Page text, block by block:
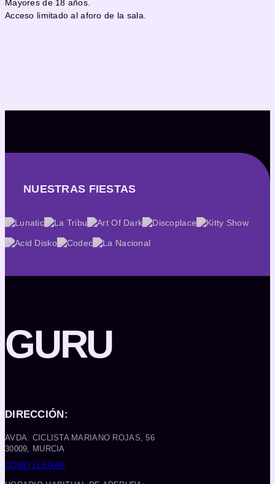
Mayores de 18 años.
Acceso limitado al aforo de la sala.
NUESTRAS FIESTAS
GURU
DIRECCIÓN:
AVDA. CICLISTA MARIANO ROJAS, 56
30009, MURCIA
COMO LLEGAR